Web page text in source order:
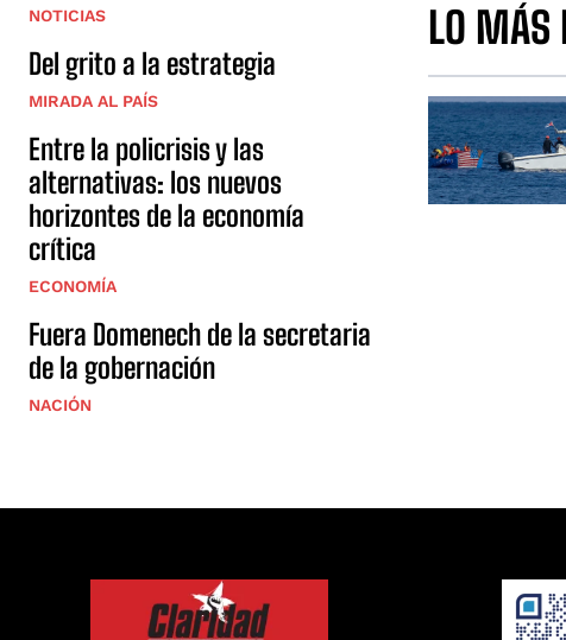
NOTICIAS
Del grito a la estrategia
MIRADA AL PAÍS
Entre la policrisis y las
alternativas: los nuevos
horizontes de la economía
crítica
ECONOMÍA
Fuera Domenech de la secretaria
de la gobernación
NACIÓN
LO MÁS